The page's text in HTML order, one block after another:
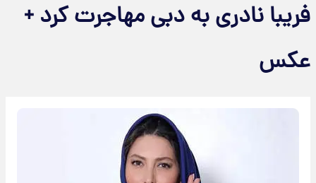
فریبا نادری به دبی مهاجرت کرد +
عکس